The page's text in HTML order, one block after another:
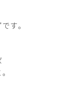
す。